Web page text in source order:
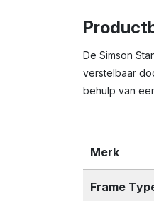
De Simson
verstelbaar
behulp van
Merk
Frame